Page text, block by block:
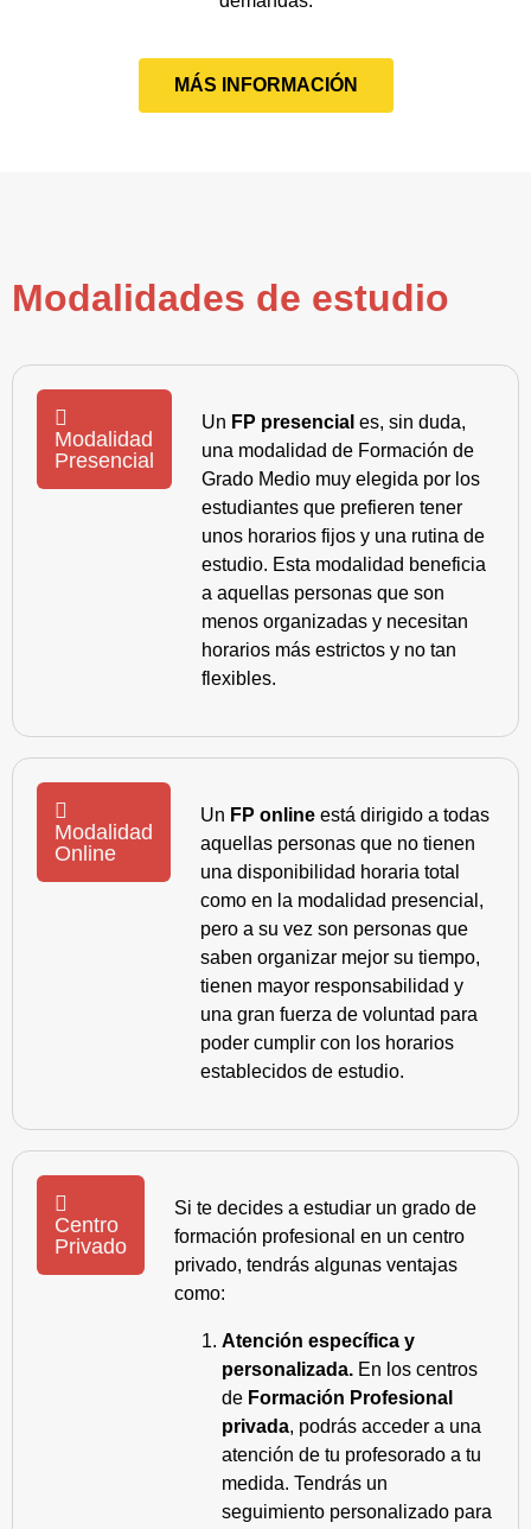
MÁS INFORMACIÓN
Modalidades de estudio
Modalidad
Presencial
Un FP presencial es, sin duda,
una modalidad de Formación de
Grado Medio muy elegida por los
estudiantes que prefieren tener
unos horarios fijos y una rutina de
estudio. Esta modalidad beneficia
a aquellas personas que son
menos organizadas y necesitan
horarios más estrictos y no tan
flexibles.
Modalidad
Online
Un FP online está dirigido a todas
aquellas personas que no tienen
una disponibilidad horaria total
como en la modalidad presencial,
pero a su vez son personas que
saben organizar mejor su tiempo,
tienen mayor responsabilidad y
una gran fuerza de voluntad para
poder cumplir con los horarios
establecidos de estudio.
Centro
Privado
Si te decides a estudiar un grado de
formación profesional en un centro
privado, tendrás algunas ventajas
como:
Atención específica y
personalizada. En los centros
de Formación Profesional
privada, podrás acceder a una
atención de tu profesorado a tu
medida. Tendrás un
seguimiento personalizado para